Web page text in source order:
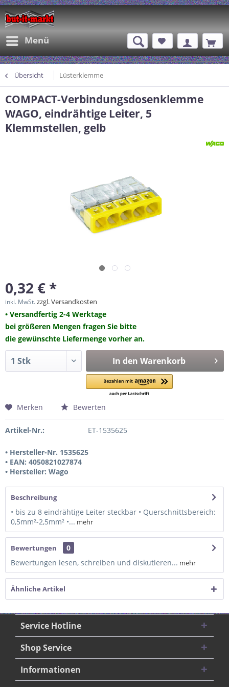
Menü
Übersicht Lüsterklemme
COMPACT-Verbindungsdosenklemme
WAGO, eindrähtige Leiter, 5
Klemmstellen, gelb
0,32 € *
inkl. MwSt.zzgl. Versandkosten
• Versandfertig 2-4 Werktage
bei größeren Mengen fragen Sie bitte
die gewünschte Liefermenge vorher an.
In den Warenkorb
Merken Bewerten
Artikel-Nr.: ET-1535625
• Hersteller-Nr. 1535625
• EAN: 4050821027874
• Hersteller: Wago
Beschreibung
• bis zu 8 eindrähtige Leiter steckbar • Querschnittsbereich:
0,5mm²-2,5mm² •... mehr
Bewertungen
0
Bewertungen lesen, schreiben und diskutieren... mehr
Ähnliche Artikel
Service Hotline
Shop Service
Informationen